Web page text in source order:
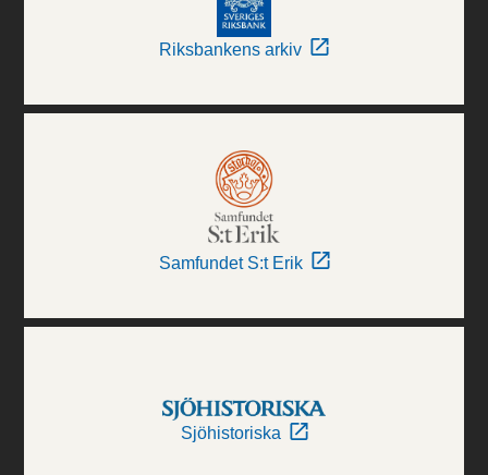
Riksbankens arkiv
Samfundet S:t Erik
Sjöhistoriska